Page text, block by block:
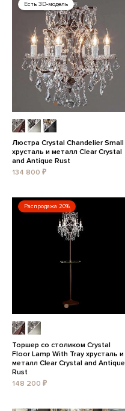
Есть 3D-модель
Люстра Crystal Chandelier Small
хрусталь и металл Clear Crystal
and Antique Rust
134 800 ₽
Распродажа 20%
Торшер со столиком Crystal
Floor Lamp With Tray хрусталь и
металл Clear Crystal and Antique
Rust
148 200 ₽